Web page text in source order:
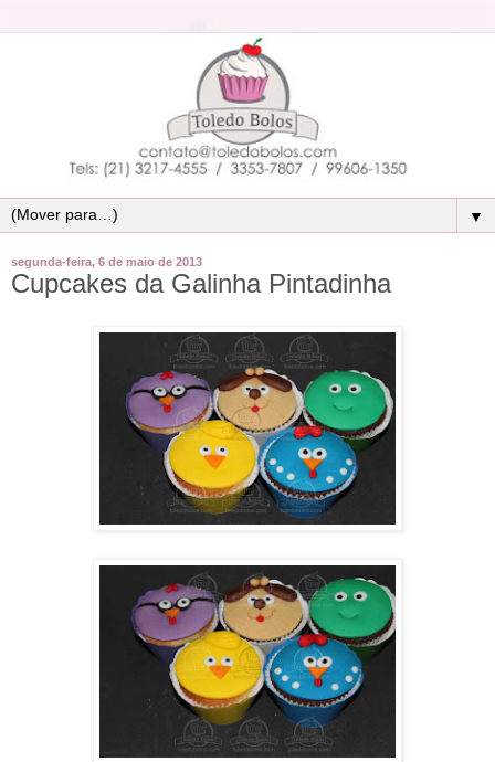
▼
segunda-feira, 6 de maio de 2013
Cupcakes da Galinha Pintadinha